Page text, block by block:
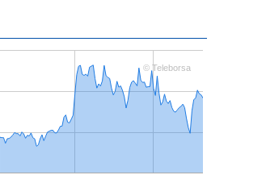
© Teleborsa